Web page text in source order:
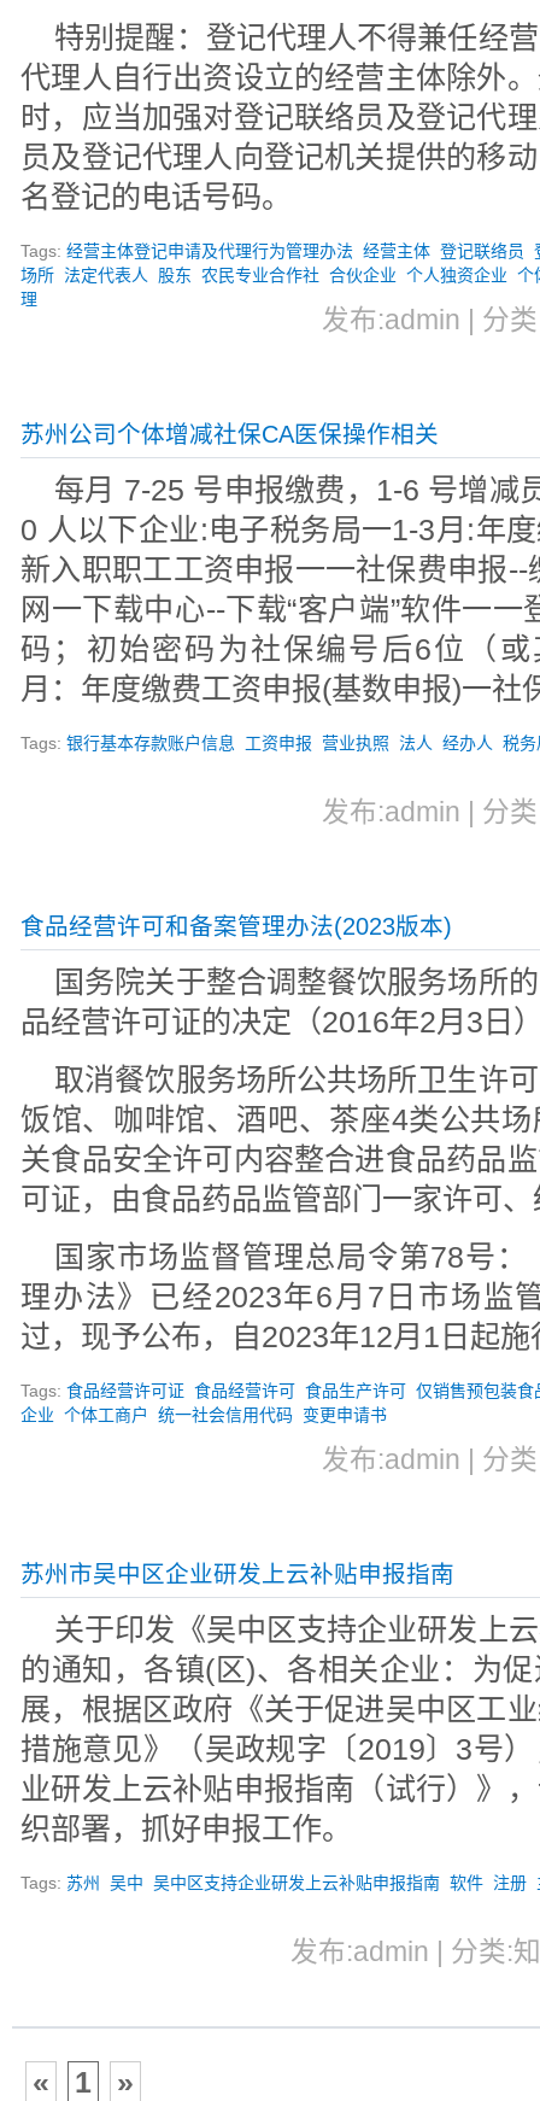
特别提醒：登记代理人不得兼任经
代理人自行出资设立的经营主体除外
时，应当加强对登记联络员及登记代
员及登记代理人向登记机关提供的移
名登记的电话号码。
Tags:经营主体登记申请及代理行为管理办法 经营主体 登记联络员
场所 法定代表人 股东 农民专业合作社 合伙企业 个人独资企业 个
理
发布:admin | 分
苏州公司个体增减社保CA医保操作相关
每月 7-25 号申报缴费，1-6 号增减
0 人以下企业:电子税务局一1-3月:年
新入职职工工资申报一一社保费申报
网一下载中心--下载“客户端”软件一
码；初始密码为社保编号后6位（
月：年度缴费工资申报(基数申报)一社
Tags:银行基本存款账户信息 工资申报 营业执照 法人 经办人 税务
发布:admin | 分
食品经营许可和备案管理办法(2023版本)
国务院关于整合调整餐饮服务场所
品经营许可证的决定 （2016年2月3日
取消餐饮服务场所公共场所卫生许
饭馆、咖啡馆、酒吧、茶座4类公共
关食品安全许可内容整合进食品药品
可证，由食品药品监管部门一家许可
国家市场监督管理总局令第78号
理办法》已经2023年6月7日市场监
过，现予公布，自2023年12月1日起施
Tags:食品经营许可证 食品经营许可 食品生产许可 仅销售预包装食
企业 个体工商户 统一社会信用代码 变更申请书
发布:admin | 分
苏州市吴中区企业研发上云补贴申报指南
关于印发《吴中区支持企业研发上
的通知，各镇(区)、各相关企业：为
展，根据区政府《关于促进吴中区工
措施意见》（吴政规字〔2019〕3号
业研发上云补贴申报指南（试行）》
织部署，抓好申报工作。
Tags:苏州 吴中 吴中区支持企业研发上云补贴申报指南 软件 注册
发布:admin | 分类:
« 1 »